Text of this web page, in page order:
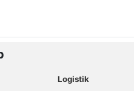
Logistik